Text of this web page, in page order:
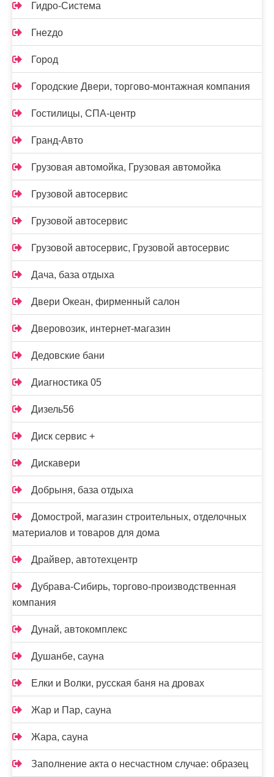
Гидро-Система
Гнеzдо
Город
Городские Двери, торгово-монтажная компания
Гостилицы, СПА-центр
Гранд-Авто
Грузовая автомойка, Грузовая автомойка
Грузовой автосервис
Грузовой автосервис
Грузовой автосервис, Грузовой автосервис
Дача, база отдыха
Двери Океан, фирменный салон
Дверовозик, интернет-магазин
Дедовские бани
Диагностика 05
Дизель56
Диск сервис +
Дискавери
Добрыня, база отдыха
Домострой, магазин строительных, отделочных
материалов и товаров для дома
Драйвер, автотехцентр
Дубрава-Сибирь, торгово-производственная
компания
Дунай, автокомплекс
Душанбе, сауна
Елки и Волки, русская баня на дровах
Жар и Пар, сауна
Жара, сауна
Заполнение акта о несчастном случае: образец